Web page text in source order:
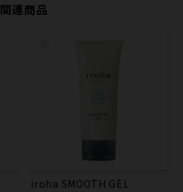
関連商品
iroha SMOOTH GEL